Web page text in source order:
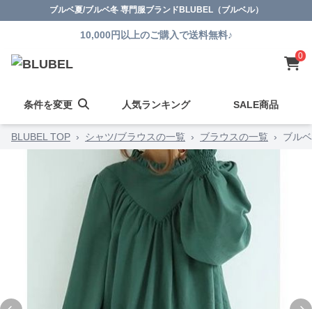
ブルベ夏/ブルベ冬 専門服ブランドBLUBEL（ブルベル）
10,000円以上のご購入で送料無料♪
0
条件を変更 人気ランキング SALE商品
BLUBEL TOP › シャツ/ブラウスの一覧 › ブラウスの一覧 › ブル